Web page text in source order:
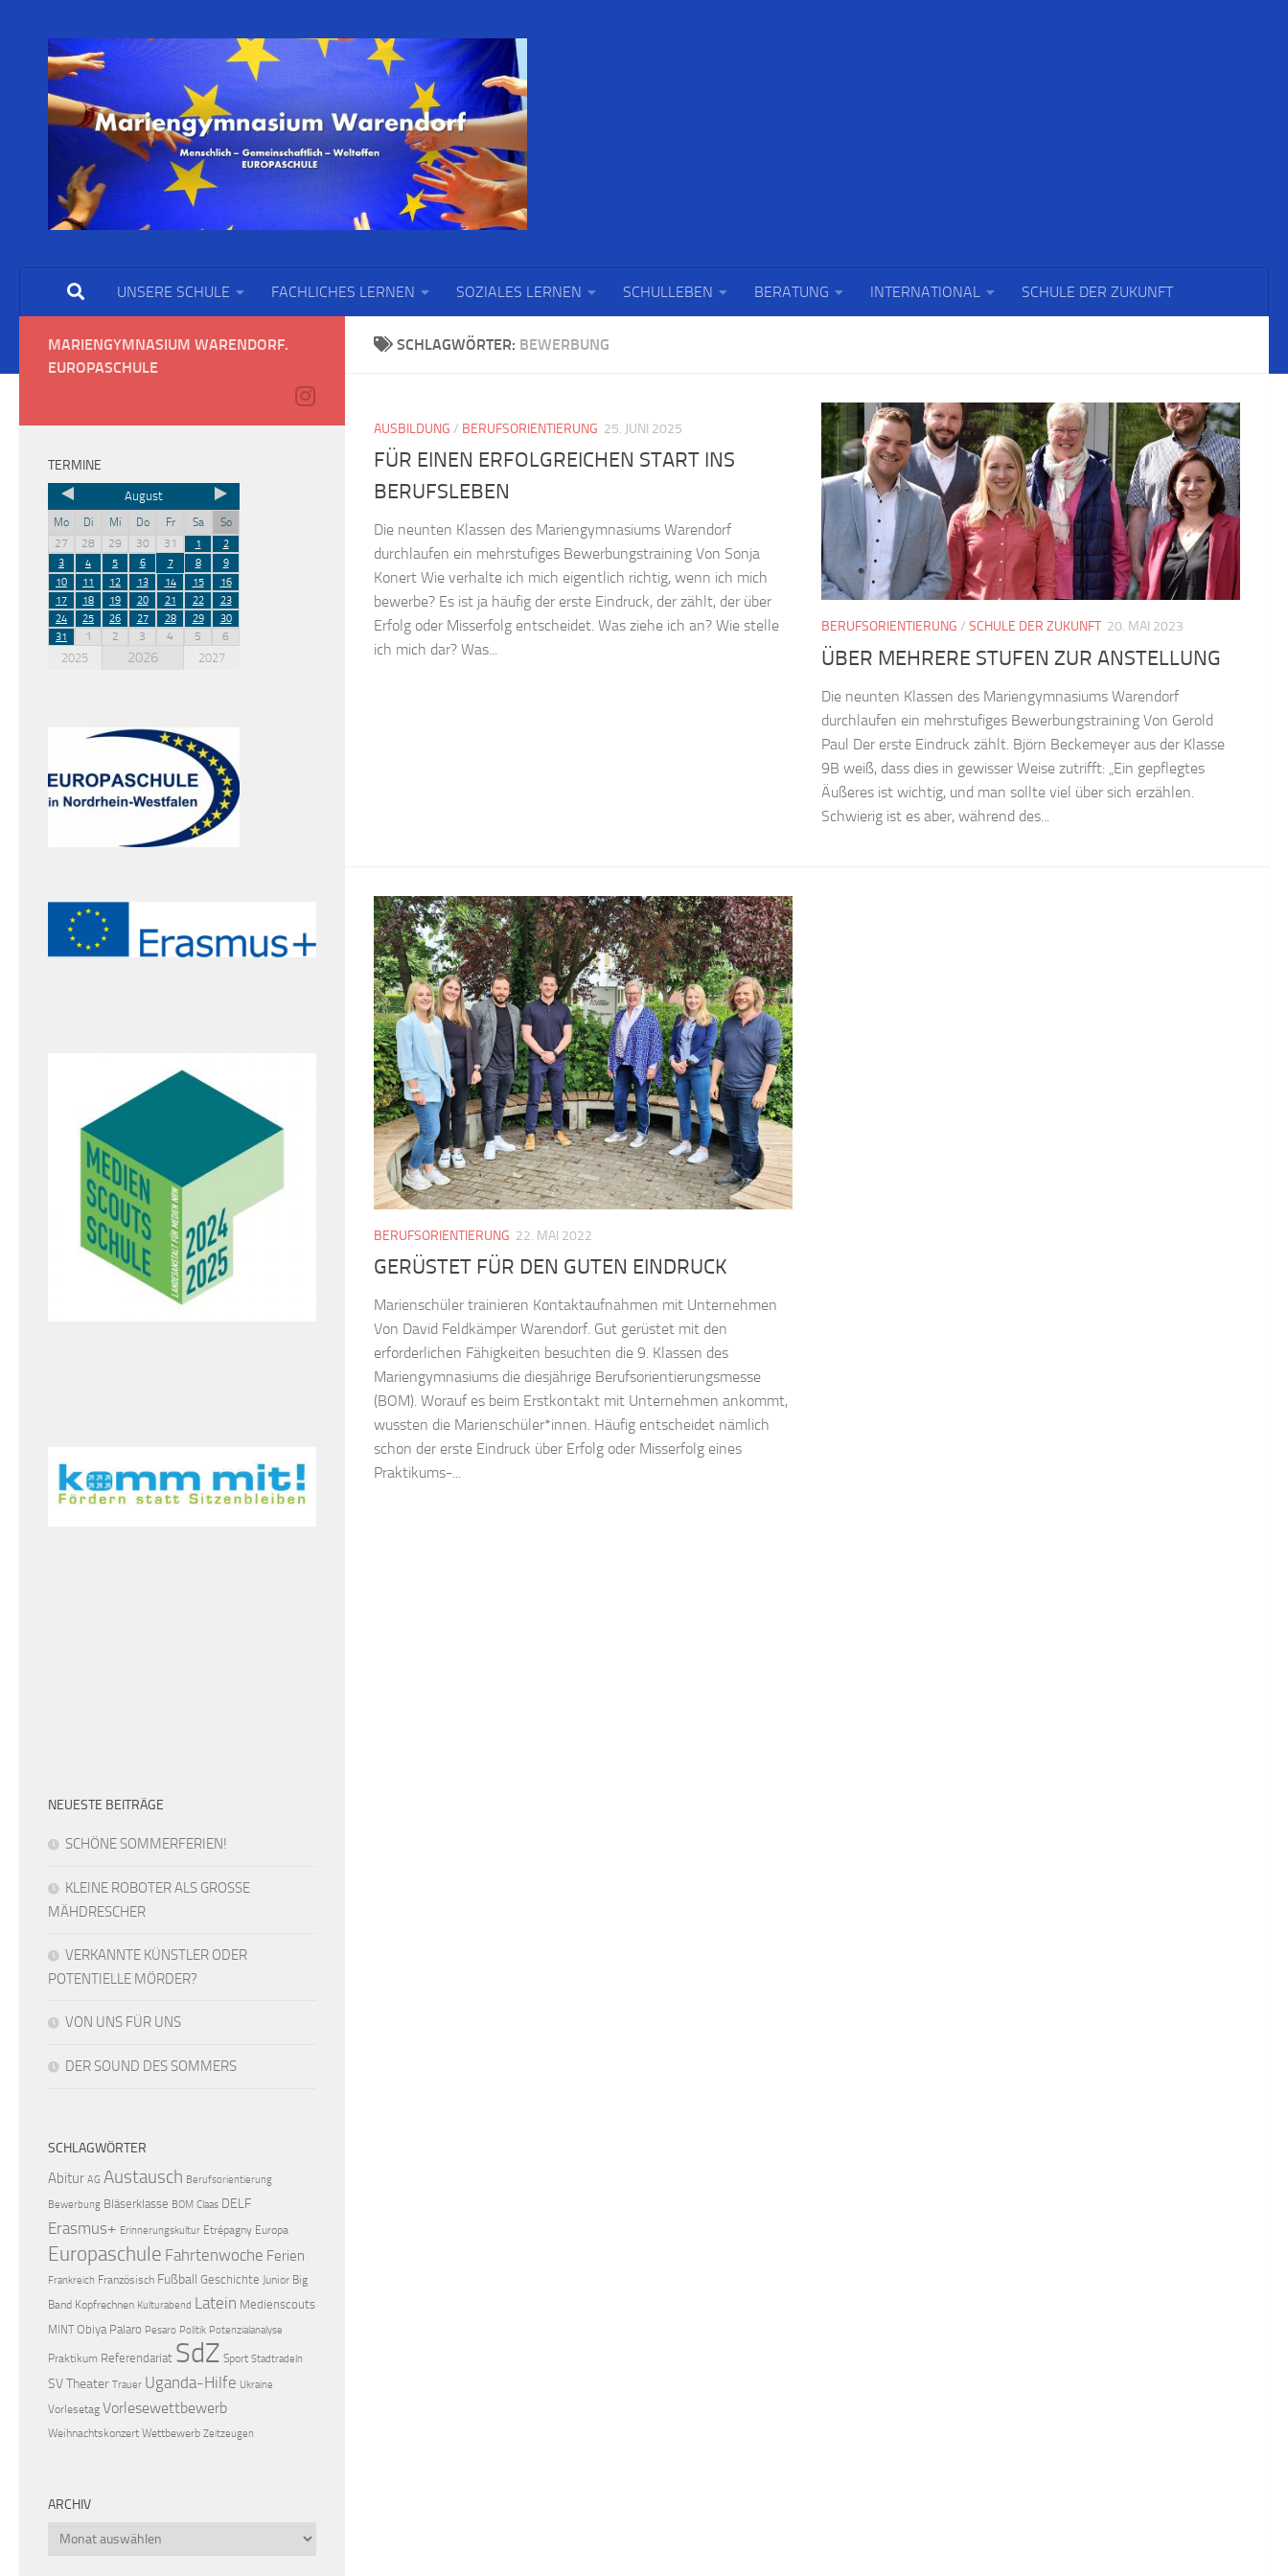
UNSERE SCHULE FACHLICHES LERNEN SOZIALES LERNEN SCHULLEBEN BERATUNG INTERNATIONAL SCHULE DER ZUKUNFT
SCHLAGWÖRTER: BEWERBUNG
AUSBILDUNG / BERUFSORIENTIERUNG 25. JUNI 2025
FÜR EINEN ERFOLGREICHEN START INS
BERUFSLEBEN
Die neunten Klassen des Mariengymnasiums Warendorf
durchlaufen ein mehrstufiges Bewerbungstraining Von Sonja
Konert Wie verhalte ich mich eigentlich richtig, wenn ich mich
bewerbe? Es ist ja häufig der erste Eindruck, der zählt, der über
Erfolg oder Misserfolg entscheidet. Was ziehe ich an? Wie stelle
ich mich dar? Was...
BERUFSORIENTIERUNG / SCHULE DER ZUKUNFT 20. MAI 2023
ÜBER MEHRERE STUFEN ZUR ANSTELLUNG
Die neunten Klassen des Mariengymnasiums Warendorf
durchlaufen ein mehrstufiges Bewerbungstraining Von Gerold
Paul Der erste Eindruck zählt. Björn Beckemeyer aus der Klasse
9B weiß, dass dies in gewisser Weise zutrifft: „Ein gepflegtes
Äußeres ist wichtig, und man sollte viel über sich erzählen.
Schwierig ist es aber, während des...
BERUFSORIENTIERUNG 22. MAI 2022
GERÜSTET FÜR DEN GUTEN EINDRUCK
Marienschüler trainieren Kontaktaufnahmen mit Unternehmen
Von David Feldkämper Warendorf. Gut gerüstet mit den
erforderlichen Fähigkeiten besuchten die 9. Klassen des
Mariengymnasiums die diesjährige Berufsorientierungsmesse
(BOM). Worauf es beim Erstkontakt mit Unternehmen ankommt,
wussten die Marienschüler*innen. Häufig entscheidet nämlich
schon der erste Eindruck über Erfolg oder Misserfolg eines
Praktikums-...
MARIENGYMNASIUM WARENDORF.
EUROPASCHULE
TERMINE
August
Mo Di Mi Do Fr Sa
So
27
28 29 30 31 1
2
3
4 5 6 7 8
9
10
11 12 13 14 15
16
17
18 19 20 21 22
23
24
25 26 27 28 29
30
31
1 2 3 4 5 6
2025 2026 2027
NEUESTE BEITRÄGE
SCHÖNE SOMMERFERIEN!
KLEINE ROBOTER ALS GROSSE
MÄHDRESCHER
VERKANNTE KÜNSTLER ODER
POTENTIELLE MÖRDER?
VON UNS FÜR UNS
DER SOUND DES SOMMERS
SCHLAGWÖRTER
Abitur AG Austausch Berufsorientierung
Bewerbung Bläserklasse BOM Claas DELF
Erasmus+ Erinnerungskultur Etrépagny Europa
Europaschule Fahrtenwoche Ferien
Frankreich Französisch Fußball Geschichte Junior Big
Band Kopfrechnen Kulturabend Latein Medienscouts
MINT Obiya Palaro Pesaro Politik Potenzialanalyse
Praktikum Referendariat SdZ Sport Stadtradeln
SVTheater Trauer Uganda-Hilfe Ukraine
Vorlesetag Vorlesewettbewerb
Weihnachtskonzert Wettbewerb Zeitzeugen
ARCHIV